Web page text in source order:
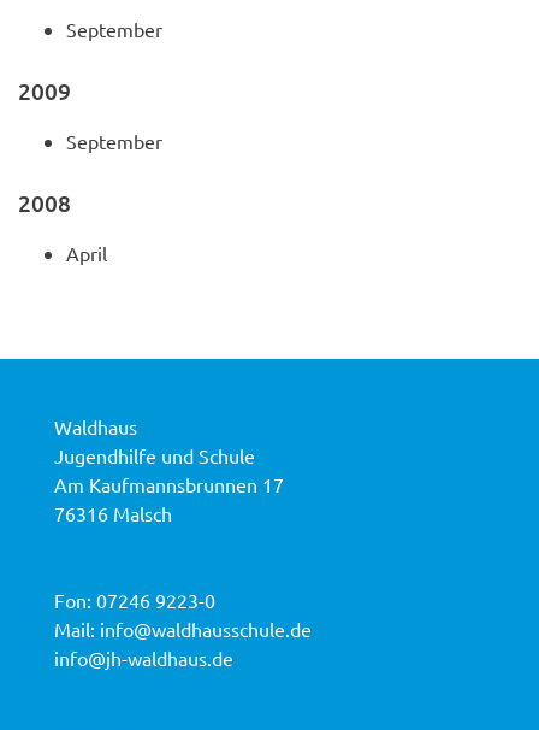
September
2009
September
2008
April
Waldhaus
Jugendhilfe und Schule
Am Kaufmannsbrunnen 17
76316 Malsch
Fon: 07246 9223-0
Mail: info@waldhausschule.de
info@jh-waldhaus.de